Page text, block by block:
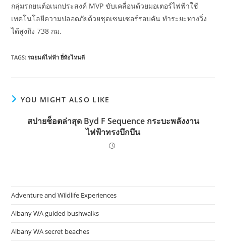
กลุ่มรถยนต์อเนกประสงค์ MVP ขับเคลื่อนด้วยมอเตอร์ไฟฟ้าใช้
เทคโนโลยีความปลอดภัยด้วยชุดเซนเซอร์รอบคัน ทำระยะทางวิ่ง
ได้สูงถึง 738 กม.
TAGS:รถยนต์ไฟฟ้า ยี่ห้อไหนดี
YOU MIGHT ALSO LIKE
สปายช็อตล่าสุด Byd F Sequence กระบะพลังงาน
ไฟฟ้าทรงบึกบึน
Adventure and Wildlife Experiences
Albany WA guided bushwalks
Albany WA secret beaches